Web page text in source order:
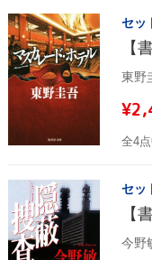
セッ
【
東野
全4
セッ
【
今野